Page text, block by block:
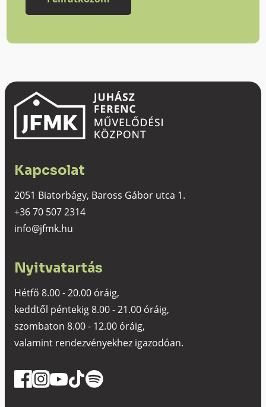
Kapcsolat
2051 Biatorbágy, Baross Gábor utca 1.
+36 70 507 2314
info@jfmk.hu
Nyitvatartás
Hétfő 8.00 - 20.00 óráig,
keddtől péntekig 8.00 - 21.00 óráig,
szombaton 8.00 - 12.00 óráig,
valamint rendezvényekhez igazodóan.